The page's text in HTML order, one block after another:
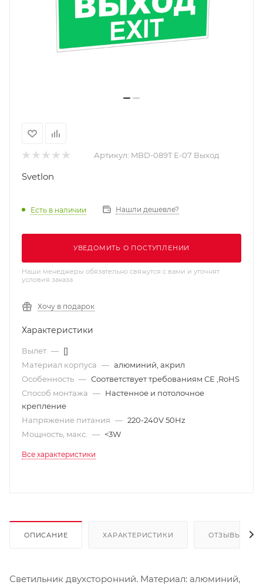
Артикул: MBD-089T Е-07 Выход
Svetlon
Есть в наличии Нашли дешевле?
УВЕДОМИТЬ О ПОСТУПЛЕНИИ
Наши менеджеры обязательно свяжутся с вами и уточнят
условия заказа
Хочу в подарок
Характеристики
Вылет — []
Материал корпуса — алюминий, акрил
Особенность — Соответствует требованиям CE ,RoHS
Способ монтажа — Настенное и потолочное
крепление
Напряжение питания — 220-240V 50Hz
Мощность, макс.
— <3W
Все характеристики
ОПИСАНИЕ ХАРАКТЕРИСТИКИ ОТЗЫВЫ
Светильник двухсторонний. Материал: алюминий,